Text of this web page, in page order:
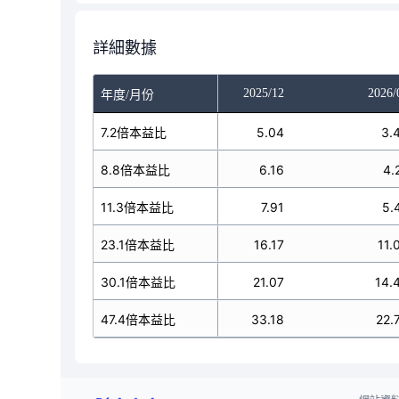
詳細數據
年度/月份
2025/11 2025/12 2026/
7.2倍本益比
8.8倍本益比
11.3倍本益比
23.1倍本益比
30.1倍本益比
47.4倍本益比
5.04 5.04
6.16 6.16
7.91 7.91
16.17 16.17
21.07 21.07
33.18 33.18